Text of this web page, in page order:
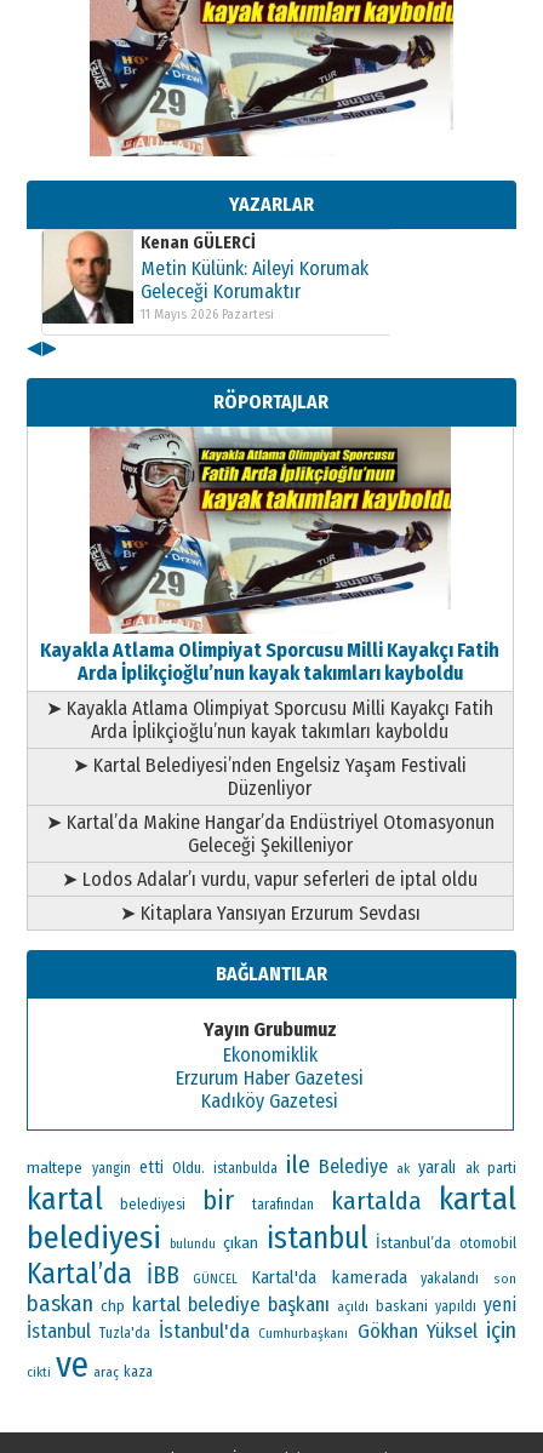
YAZARLAR
Kenan GÜLERCİ
Metin Külünk: Aileyi Korumak
Geleceği Korumaktır
11 Mayıs 2026 Pazartesi
Kenan GÜLERCİ
Metin Külünk: Aileyi Korumak
Geleceği Korumaktır
Kenan GÜLERCİ
Metin Külünk: Aileyi Korumak
Geleceği Korumaktır
11 Mayıs 2026 Pazartesi
◀▶
RÖPORTAJLAR
Kayakla Atlama Olimpiyat Sporcusu Milli Kayakçı Fatih
Arda İplikçioğlu’nun kayak takımları kayboldu
➤ Kayakla Atlama Olimpiyat Sporcusu Milli Kayakçı Fatih
Arda İplikçioğlu’nun kayak takımları kayboldu
➤ Kartal Belediyesi’nden Engelsiz Yaşam Festivali
Düzenliyor
➤ Kartal’da Makine Hangar’da Endüstriyel Otomasyonun
Geleceği Şekilleniyor
➤ Lodos Adalar’ı vurdu, vapur seferleri de iptal oldu
➤ Kitaplara Yansıyan Erzurum Sevdası
BAĞLANTILAR
Yayın Grubumuz
Ekonomiklik
Erzurum Haber Gazetesi
Kadıköy Gazetesi
maltepe yangin etti Oldu. istanbulda ile Belediye ak yaralı ak parti
kartal belediyesi bir tarafından kartalda
kartal
belediyesi
bulundu çıkan istanbul İstanbul’da otomobil
Kartal’da İBB GÜNCEL Kartal'da kamerada yakalandı son
baskan chp kartal belediye başkanı açıldı baskani yapıldı yeni
İstanbul Tuzla'da İstanbul'da Cumhurbaşkanı Gökhan Yüksel için
cikti ve araç kaza